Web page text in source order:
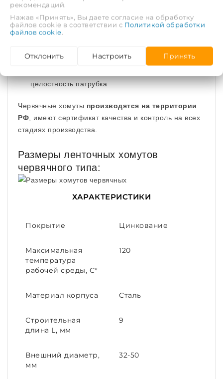
отличие от дешевых зарубежных аналогов
поверхность шланга не повреждается
целостность патрубка
Червячные хомуты производятся на территории
РФ , имеют сертификат качества и контроль на всех
стадиях производства.
Размеры ленточных хомутов
червячного типа:
ХАРАКТЕРИСТИКИ
Покрытие Цинкование
Максимальная
температура
рабочей среды, С°
120
Материал корпуса Сталь
Строительная
длина L, мм
9
Внешний диаметр,
мм
32-50
рекомендаций.
Нажав «Принять», Вы даете согласие на обработку
файлов cookie в соответствии с Политикой обработки
файлов cookie.
Отклонить Настроить Принять